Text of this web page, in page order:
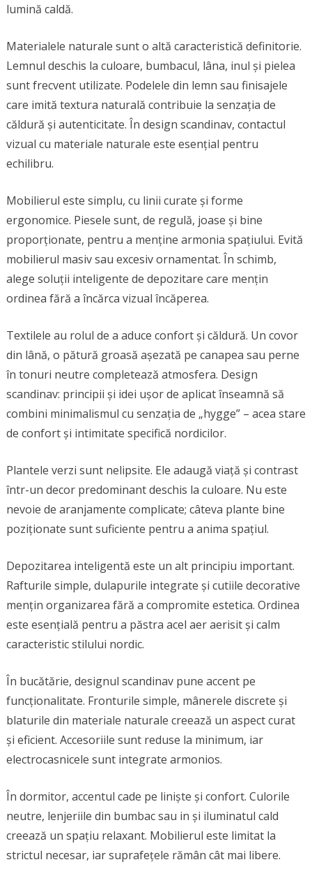
lumină caldă.
Materialele naturale sunt o altă caracteristică definitorie.
Lemnul deschis la culoare, bumbacul, lâna, inul și pielea
sunt frecvent utilizate. Podelele din lemn sau finisajele
care imită textura naturală contribuie la senzația de
căldură și autenticitate. În design scandinav, contactul
vizual cu materiale naturale este esențial pentru
echilibru.
Mobilierul este simplu, cu linii curate și forme
ergonomice. Piesele sunt, de regulă, joase și bine
proporționate, pentru a menține armonia spațiului. Evită
mobilierul masiv sau excesiv ornamentat. În schimb,
alege soluții inteligente de depozitare care mențin
ordinea fără a încărca vizual încăperea.
Textilele au rolul de a aduce confort și căldură. Un covor
din lână, o pătură groasă așezată pe canapea sau perne
în tonuri neutre completează atmosfera. Design
scandinav: principii și idei ușor de aplicat înseamnă să
combini minimalismul cu senzația de „hygge” – acea stare
de confort și intimitate specifică nordicilor.
Plantele verzi sunt nelipsite. Ele adaugă viață și contrast
într-un decor predominant deschis la culoare. Nu este
nevoie de aranjamente complicate; câteva plante bine
poziționate sunt suficiente pentru a anima spațiul.
Depozitarea inteligentă este un alt principiu important.
Rafturile simple, dulapurile integrate și cutiile decorative
mențin organizarea fără a compromite estetica. Ordinea
este esențială pentru a păstra acel aer aerisit și calm
caracteristic stilului nordic.
În bucătărie, designul scandinav pune accent pe
funcționalitate. Fronturile simple, mânerele discrete și
blaturile din materiale naturale creează un aspect curat
și eficient. Accesoriile sunt reduse la minimum, iar
electrocasnicele sunt integrate armonios.
În dormitor, accentul cade pe liniște și confort. Culorile
neutre, lenjeriile din bumbac sau in și iluminatul cald
creează un spațiu relaxant. Mobilierul este limitat la
strictul necesar, iar suprafețele rămân cât mai libere.